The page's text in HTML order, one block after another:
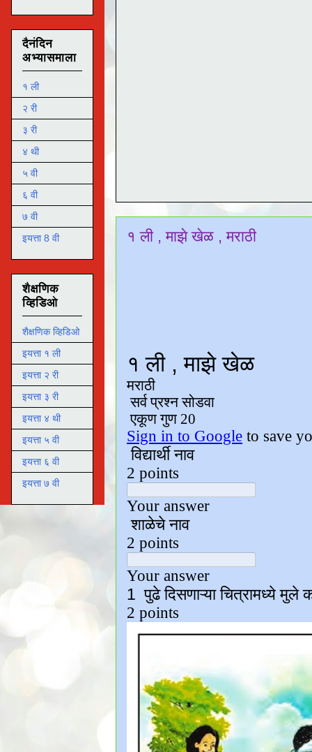
१ ली , माझे खेळ , मराठी
दैनंदिन
अभ्यासमाला
१ ली
२ री
३ री
४ थी
५ वी
६ वी
७ वी
इयत्ता 8 वी
शैक्षणिक
व्हिडिओ
शैक्षणिक व्हिडिओ
इयत्ता १ ली
इयत्ता २ री
इयत्ता ३ री
इयत्ता ४ थी
इयत्ता ५ वी
इयत्ता ६ वी
इयत्ता ७ वी